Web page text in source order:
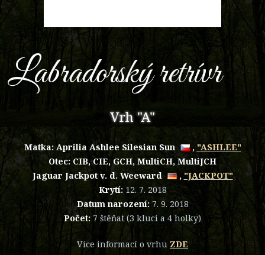
Labradorský retrívr
Vrh "A"
Matka:Aprilia Ashlee Silesian Sun , "ASHLEE"
Otec: CIB, CIE, GCH, MultiCH, MultiJCH
Jaguar Jackpot v. d. Weeward
, "JACKPOT"
Krytí:12. 7. 2018
Datum narození:7. 9. 2018
Počet: 7 štěňat (3 kluci a 4 holky)
Více informací o vrhu ZDE